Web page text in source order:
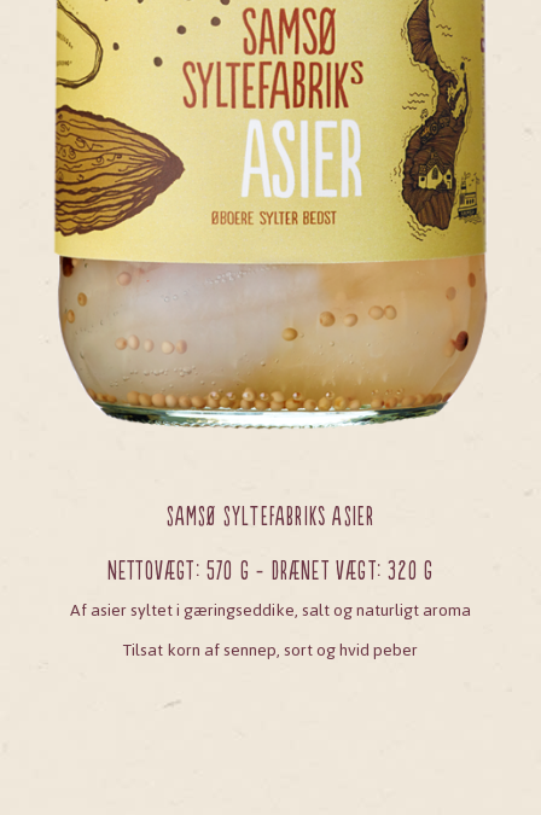
SAMSØ SYLTEFABRIKs ASIER
Nettovægt: 570 g - Drænet vægt: 320 g
Af asier syltet i gæringseddike, salt og naturligt aroma
Tilsat korn af sennep, sort og hvid peber